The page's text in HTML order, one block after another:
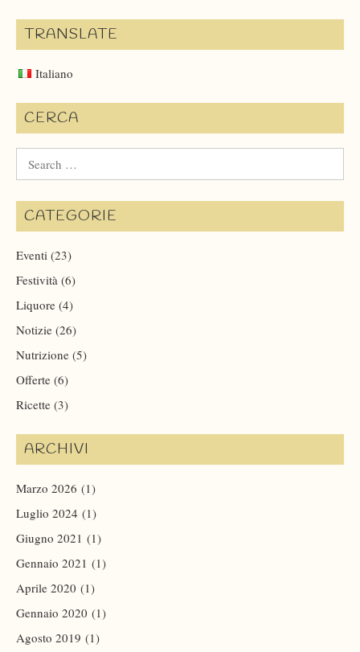
TRANSLATE
Italiano
CERCA
for:
CATEGORIE
Eventi (23)
Festività (6)
Liquore (4)
Notizie (26)
Nutrizione (5)
Offerte (6)
Ricette (3)
ARCHIVI
Marzo 2026 (1)
Luglio 2024 (1)
Giugno 2021 (1)
Gennaio 2021 (1)
Aprile 2020 (1)
Gennaio 2020 (1)
Agosto 2019 (1)